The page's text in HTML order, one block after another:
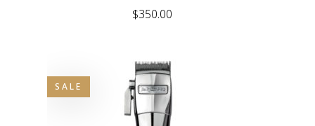
$350.00
SALE